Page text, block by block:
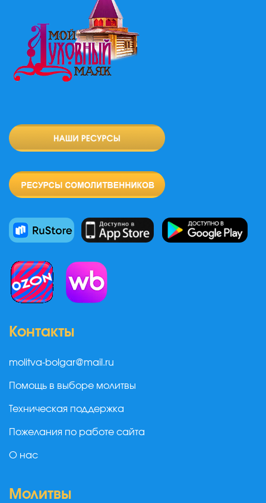
Контакты
molitva-bolgar@mail.ru
Помощь в выборе молитвы
Техническая поддержка
Пожелания по работе сайта
О нас
Молитвы